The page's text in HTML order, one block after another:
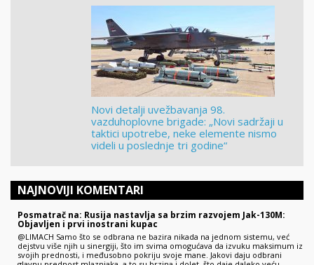
Novi detalji uvežbavanja 98.
vazduhoplovne brigade: „Novi sadržaji u
taktici upotrebe, neke elemente nismo
videli u poslednje tri godine“
NAJNOVIJI KOMENTARI
Posmatrač na: Rusija nastavlja sa brzim razvojem Jak-130M:
Objavljen i prvi inostrani kupac
@LIMACH Samo što se odbrana ne bazira nikada na jednom sistemu, već
dejstvu više njih u sinergiji, što im svima omogućava da izvuku maksimum iz
svojih prednosti, i međusobno pokriju svoje mane. Jakovi daju odbrani